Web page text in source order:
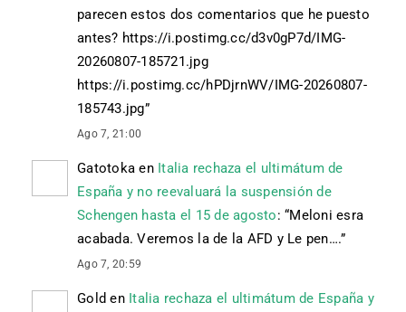
parecen estos dos comentarios que he puesto
antes? https://i.postimg.cc/d3v0gP7d/IMG-
20260807-185721.jpg
https://i.postimg.cc/hPDjrnWV/IMG-20260807-
185743.jpg”
Ago 7, 21:00
Gatotoka en Italia rechaza el ultimátum de
España y no reevaluará la suspensión de
Schengen hasta el 15 de agosto: “Meloni esra
acabada. Veremos la de la AFD y Le pen….”
Ago 7, 20:59
Gold en Italia rechaza el ultimátum de España y